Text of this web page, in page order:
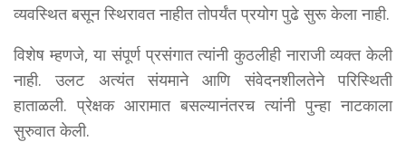
व्यवस्थित बसून स्थिरावत नाहीत तोपर्यंत प्रयोग पुढे सुरू केला नाही.
विशेष म्हणजे, या संपूर्ण प्रसंगात त्यांनी कुठलीही नाराजी व्यक्त केली
नाही. उलट अत्यंत संयमाने आणि संवेदनशीलतेने परिस्थिती
हाताळली. प्रेक्षक आरामात बसल्यानंतरच त्यांनी पुन्हा नाटकाला
सुरुवात केली.